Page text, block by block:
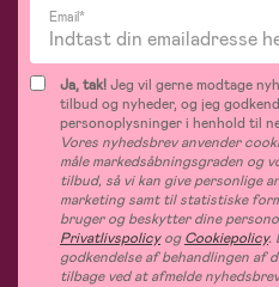
Email*
Ja, tak!Jeg vil gerne modtage
tilbud og nyheder, og jeg
personoplysninger i henhold til
Vores nyhedsbrev anvender
måle markedsåbningsgraden og
tilbud, så vi kan give personlige
marketing samt til statistiske
bruger og beskytter dine
PrivatlivspolicyogCookiepolicy.
godkendelse af behandlingen af
tilbage ved at afmelde